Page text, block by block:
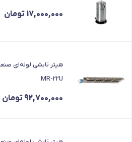
17,000,000 تومان
MR-22U
92,700,000 تومان